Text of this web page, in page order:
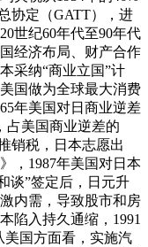
协定（GATT），进
世纪60年代至90年代
经济布局、财产合作
采纳“商业立国”计
国做为全球最大消费
年美国对日商业逆差
占美国商业逆差的
销税，日本志愿出
，1987年美国对日本
谈”签定后，日元升
内需，导致股市和房
陷入持久通缩，1991
美国方面看，实施汽